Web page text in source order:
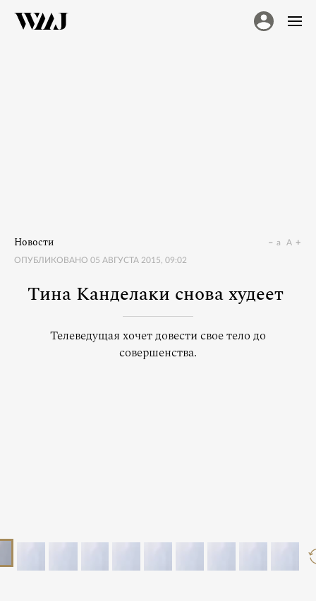
Новости
ОПУБЛИКОВАНО 05 АВГУСТА 2015, 09:02
a A
Тина Канделаки снова худеет
Телеведущая хочет довести свое тело до
совершенства.